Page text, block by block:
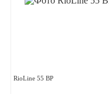
RioLine 55 ВР